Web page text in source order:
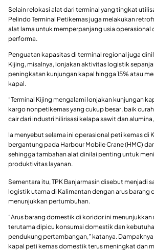
Selain relokasi alat dari terminal yang tingkat
Pelindo Terminal Petikemas juga melakukan
alat lama untuk memperpanjang usia operasional
performa.
Penguatan kapasitas di terminal regional juga
Kijing, misalnya, lonjakan aktivitas logistik
peningkatan kunjungan kapal hingga 15% atau
kapal.
“Terminal Kijing mengalami lonjakan kunjungan
kargo nonpetikemas yang cukup besar, baik
cair dari industri hilirisasi kelapa sawit dan
Ia menyebut selama ini operasional peti kemas di
bergantung pada Harbour Mobile Crane (HMC)
sehingga tambahan alat dinilai penting untuk
produktivitas layanan.
Sementara itu, TPK Banjarmasin disebut menjadi
logistik utama di Kalimantan dengan arus barang
menunjukkan pertumbuhan.
“Arus barang domestik di koridor ini menunjukkan
terutama dipicu konsumsi domestik dan
pendukung pertambangan,” katanya.
kapal peti kemas domestik terus meningkat dan